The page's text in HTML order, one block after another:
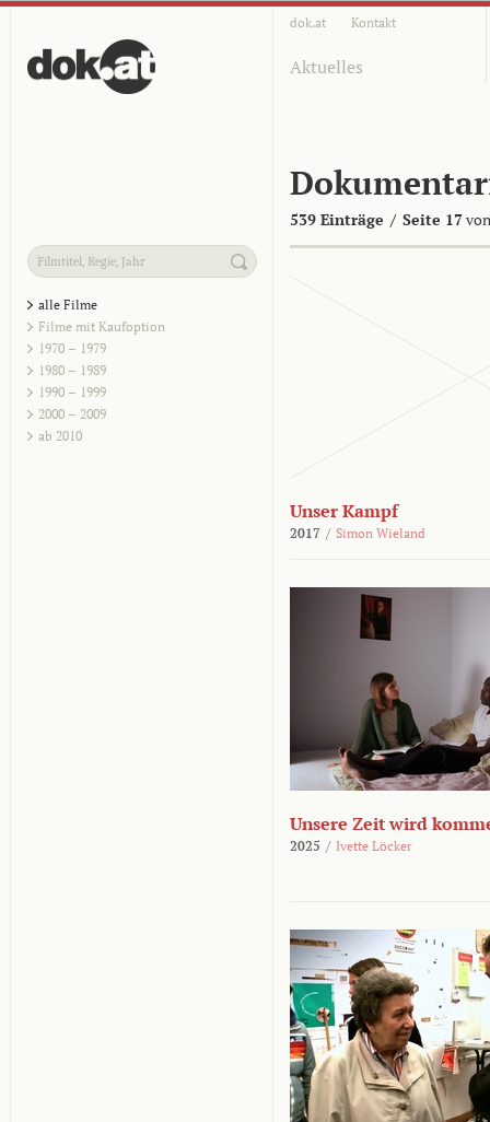
dok.at Kontakt
Aktuelles
539 Einträge / Seite 17
alle Filme
Filme mit Kaufoption
1970 – 1979
1980 – 1989
1990 – 1999
2000 – 2009
ab 2010
Unser Kampf
2017 / Simon Wieland
Unsere Zeit wird
2025 / Ivette Löcker